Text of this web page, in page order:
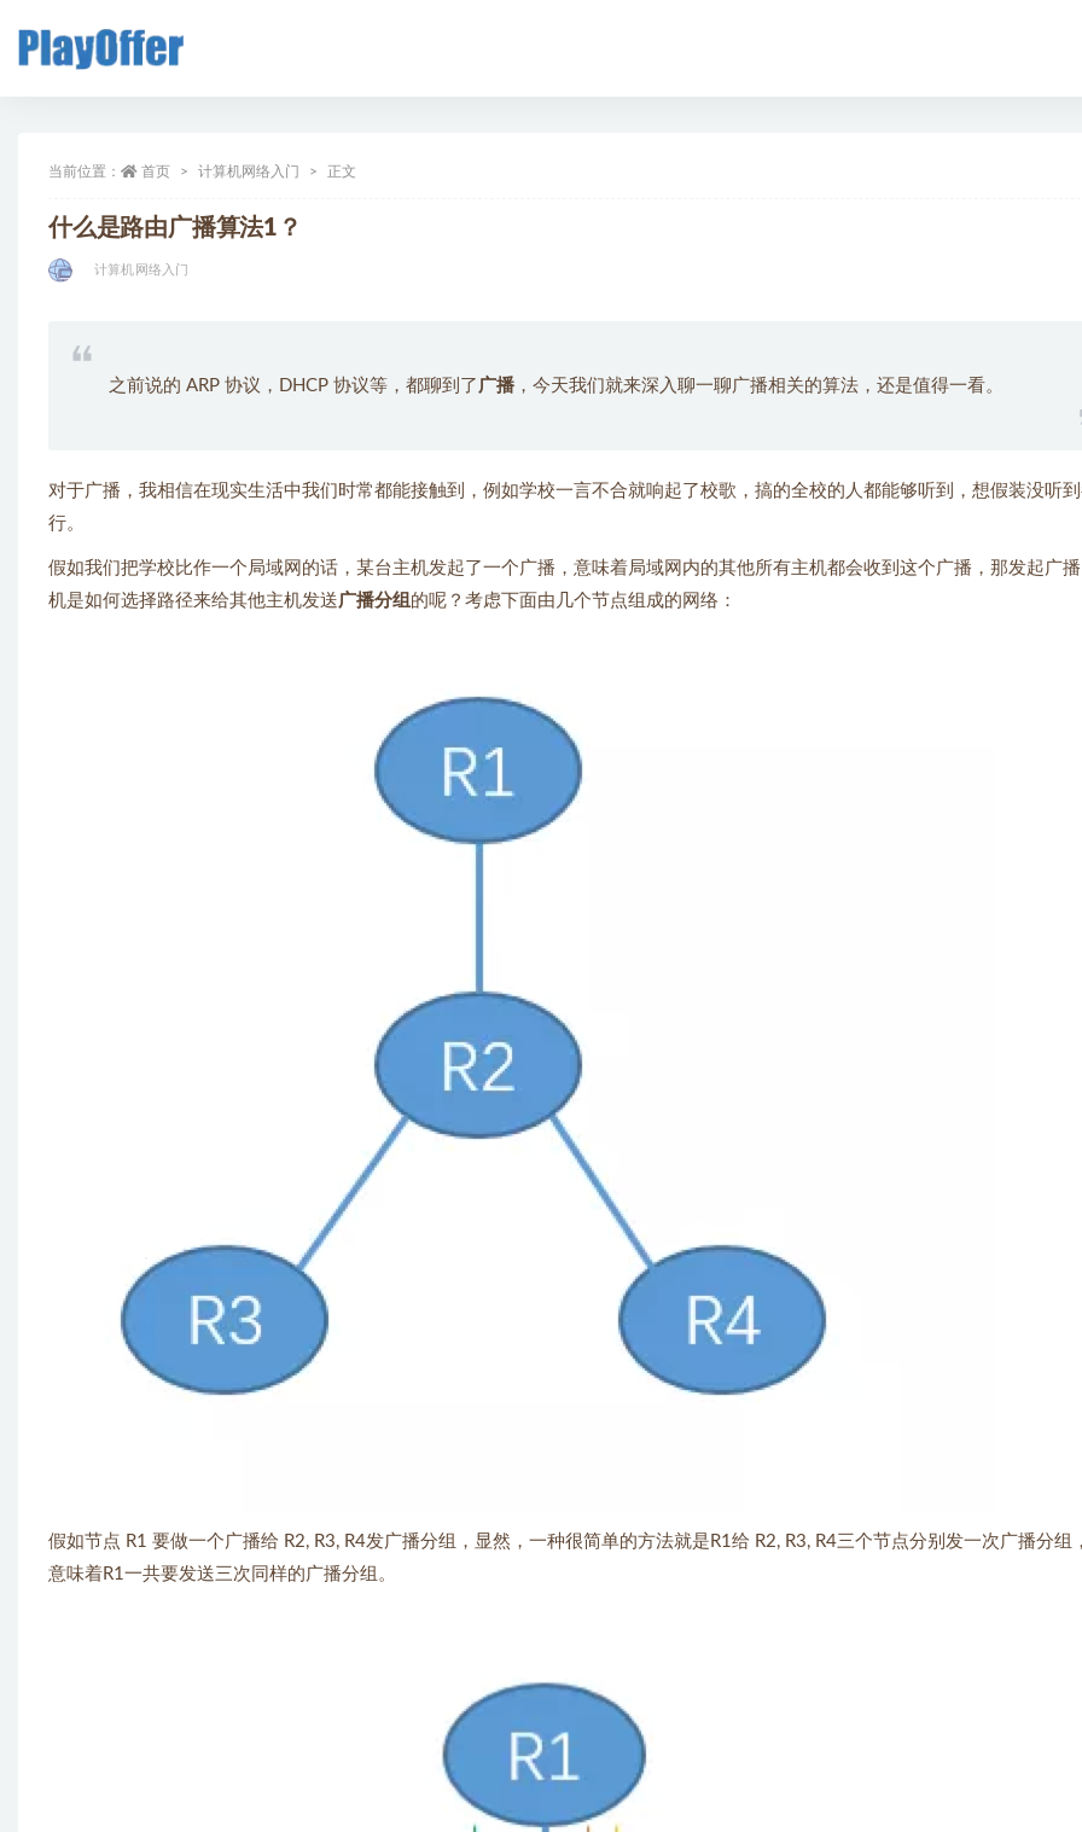
当前位置： 首页 计算机网络入门 正文
什么是路由广播算法1？
计算机网络入门
之前说的 ARP 协议，DHCP 协议等，都聊到了 广播 ，今天我们就来深入聊一聊广播相关的算法，还是值得一看。
对于广播，我相信在现实生活中我们时常都能接触到，例如学校一言不合就响起了校歌，搞的全校的人都能够听到，想假装没听
行。
假如我们把学校比作一个局域网的话，某台主机发起了一个广播，意味着局域网内的其他所有主机都会收到这个广播，那发起广
机是如何选择路径来给其他主机发送广播分组的呢？考虑下面由几个节点组成的网络：
假如节点 R1 要做一个广播给 R2, R3, R4发广播分组，显然，一种很简单的方法就是R1给 R2, R3, R4三个节点分别发一次广播分组
意味着R1一共要发送三次同样的广播分组。